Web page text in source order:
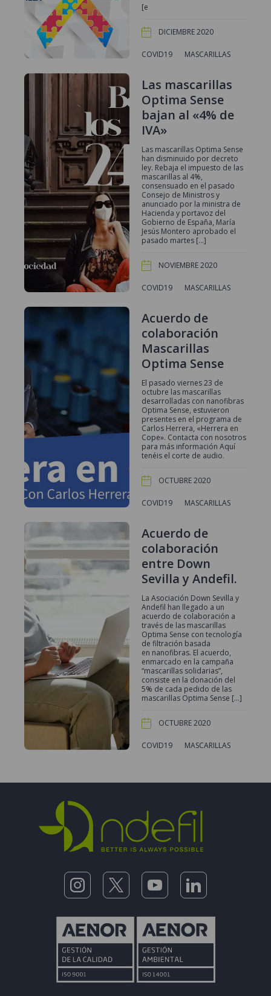
[e
DICIEMBRE 2020
COVID19 MASCARILLAS
Las mascarillas
Optima Sense
bajan al «4% de
IVA»
Las mascarillas Optima Sense
han disminuido por decreto
ley. Rebaja el impuesto de las
mascarillas al 4%,
consensuado en el pasado
Consejo de Ministros y
anunciado por la ministra de
Hacienda y portavoz del
Gobierno de España, María
Jesús Montero aprobado el
pasado martes […]
NOVIEMBRE 2020
COVID19 MASCARILLAS
Acuerdo de
colaboración
Mascarillas
Optima Sense
El pasado viernes 23 de
octubre las mascarillas
desarrolladas con nanofibras
Optima Sense, estuvieron
presentes en el programa de
Carlos Herrera, «Herrera en
Cope». Contacta con nosotros
para más información Aquí
tenéis el corte de audio.
OCTUBRE 2020
COVID19 MASCARILLAS
Acuerdo de
colaboración
entre Down
Sevilla y Andefil.
La Asociación Down Sevilla y
Andefil han llegado a un
acuerdo de colaboración a
través de las mascarillas
Optima Sense con tecnología
de filtración basada
en nanofibras. El acuerdo,
enmarcado en la campaña
“mascarillas solidarias”,
consiste en la donación del
5% de cada pedido de las
mascarillas Optima Sense […]
OCTUBRE 2020
COVID19 MASCARILLAS